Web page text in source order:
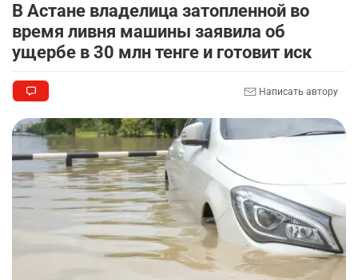
9
🏠 Оправданному пастуху из Актобе подарили
квартиру
10
кинорежиссёр Ардак Амиркулов
2305 0 50
В Астане владелица затопленной во
время ливня машины заявила об
ущербе в 30 млн тенге и готовит иск
Написать автору